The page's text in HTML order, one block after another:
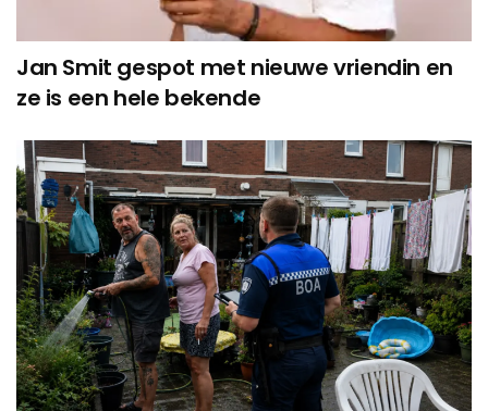
Jan Smit gespot met nieuwe vriendin en
ze is een hele bekende